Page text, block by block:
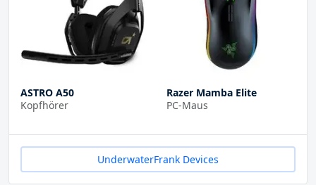
ASTRO A50
Kopfhörer
Razer Mamba Elite
PC-Maus
UnderwaterFrank Devices